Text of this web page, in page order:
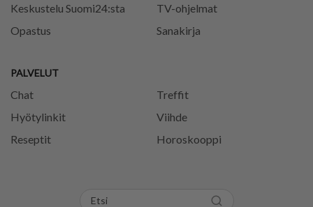
Keskustelu Suomi24:sta
Opastus
PALVELUT
Chat
Treffit
Hyötylinkit
Viihde
Reseptit
Horoskooppi
TV-ohjelmat
Sanakirja